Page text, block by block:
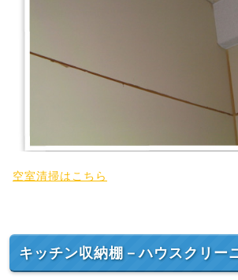
空室清掃はこちら
キッチン収納棚－ハウスクリー